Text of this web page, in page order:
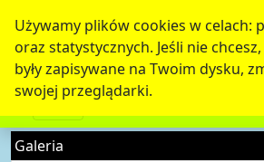
Używamy plików cookies w celach:
oraz statystycznych. Jeśli nie
były zapisywane na Twoim dysku,
swojej przeglądarki.
Galeria